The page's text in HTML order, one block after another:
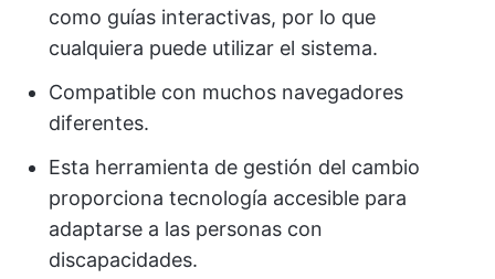
como guías interactivas, por lo que
cualquiera puede utilizar el sistema.
Compatible con muchos navegadores
diferentes.
Esta herramienta de gestión del cambio
proporciona tecnología accesible para
adaptarse a las personas con
discapacidades.